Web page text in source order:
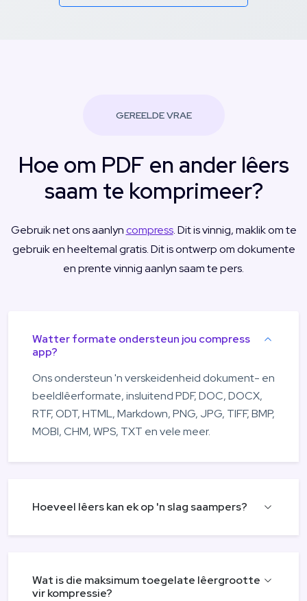
GEREELDE VRAE
Hoe om PDF en ander lêers
saam te komprimeer?
Gebruik net ons aanlyncompress. Dit is vinnig, maklik om te
gebruik en heeltemal gratis. Dit is ontwerp om dokumente
en prente vinnig aanlyn saam te pers.
Watter formate ondersteun jou compress
app?
Ons ondersteun 'n verskeidenheid dokument- en
beeldlêerformate, insluitend PDF, DOC, DOCX,
RTF, ODT, HTML, Markdown, PNG, JPG, TIFF, BMP,
MOBI, CHM, WPS, TXT en vele meer.
Hoeveel lêers kan ek op 'n slag saampers?
Wat is die maksimum toegelate lêergrootte
vir kompressie?